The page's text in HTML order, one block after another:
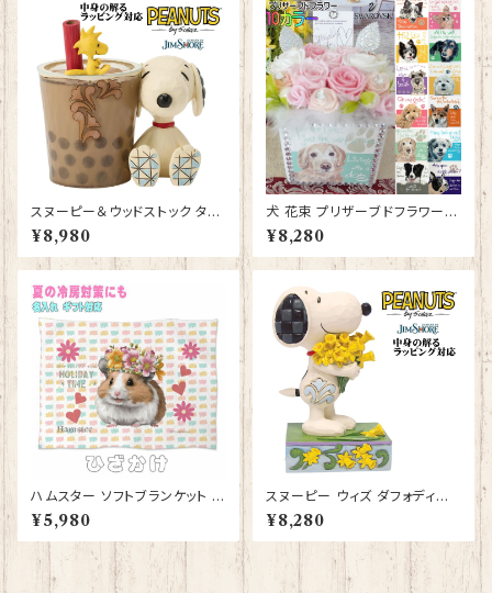
記念日 JIM SHORE ディズニ
ーランド ディズニーシー ディズ
ニーワールド ディズニー
お祝い プロポーズ 結婚記念日
JIM SHORE
スヌーピー＆ウッドストック タピ
オカティー Snoopy JIM SHO
RE フィギュア プレゼント ギフト
グッズ お祝い 人形 置物 ジムシ
お祝い ウッドストック
¥8,980
犬 花束 プリザーブドフラワー
仏花 お供え 仏壇 お祝い ギフト
プレゼント 誕生日 結婚記念日
結婚祝い
¥8,280
ハムスター ソフトブランケット グ
ッズ ひざかけ 毛布 雑貨 誕生日
プレゼント ギフト【型番 SB-10
007】お花の王冠
¥5,980
スヌーピー ウィズ ダフォディル
ズ Snoopy JIM SHORE フィ
ギュア プレゼント ギフト グッズ
お祝い 人形 置物 ジムショア 結
婚祝い 誕生日 還暦祝い お祝い
ウッドストック
¥8,280